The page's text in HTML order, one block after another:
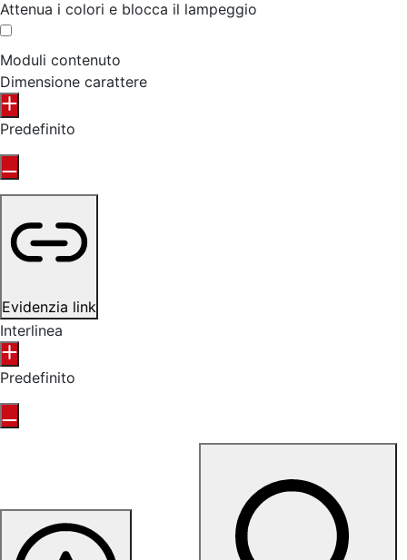
Attenua i colori e blocca il lampeggio
Moduli contenuto
Dimensione carattere
Predefinito
Evidenzia link
Interlinea
Predefinito